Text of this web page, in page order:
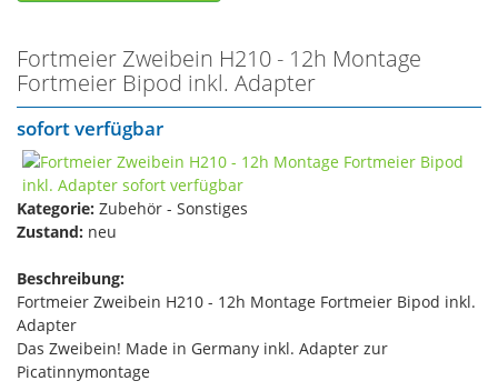
Fortmeier Zweibein H210 - 12h Montage
Fortmeier Bipod inkl. Adapter
sofort verfügbar
Kategorie: Zubehör - Sonstiges
Zustand: neu
Beschreibung:
Fortmeier Zweibein H210 - 12h Montage Fortmeier Bipod inkl.
Adapter
Das Zweibein! Made in Germany inkl. Adapter zur
Picatinnymontage